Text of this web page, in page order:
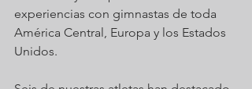
experiencias con gimnastas de toda
América Central, Europa y los Estados
Unidos.